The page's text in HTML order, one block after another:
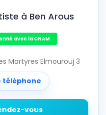
à Ben Arous
avec la CNAM
Martyres Elmourouj 3
téléphone
vous